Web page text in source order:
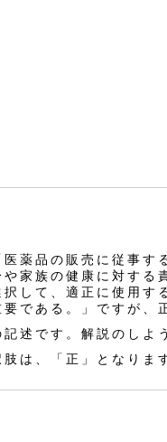
薬品の販売に従事す
家族の健康に対する
して、適正に使用す
である。」ですが、
述です。解説のしよ
は、「正」となりま